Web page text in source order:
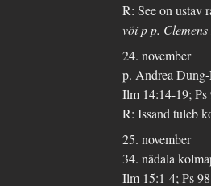
R: See on ustav
või p p.
24. november
p. Andrea
Ilm 14:14-19;
R: Issand tuleb
25. november
34. nädala
Ilm 15:1-4; Ps